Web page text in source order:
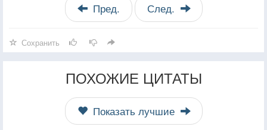
Пред. След.
Сохранить
ПОХОЖИЕ ЦИТАТЫ
Показать лучшие